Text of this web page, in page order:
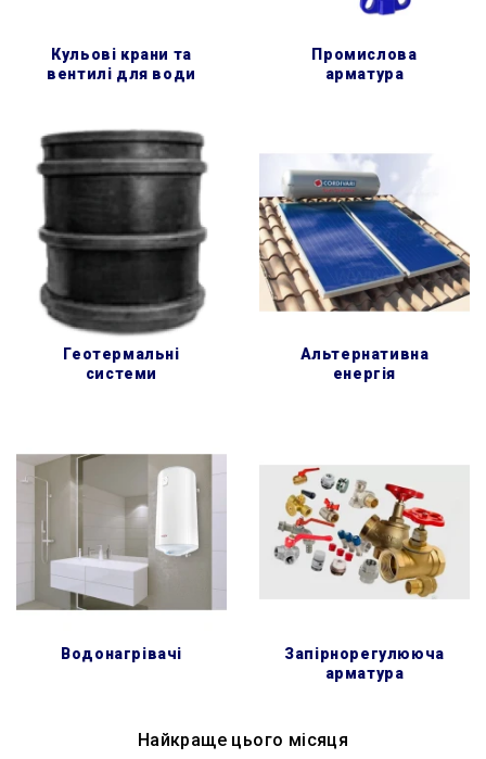
кульові крани та
вентилі для води
промислова
арматура
геотермальні
системи
альтернативна
енергія
водонагрівачі
запірнорегулююча
арматура
Найкраще цього місяця